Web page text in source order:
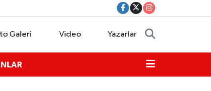
Galeri Video Yazarlar